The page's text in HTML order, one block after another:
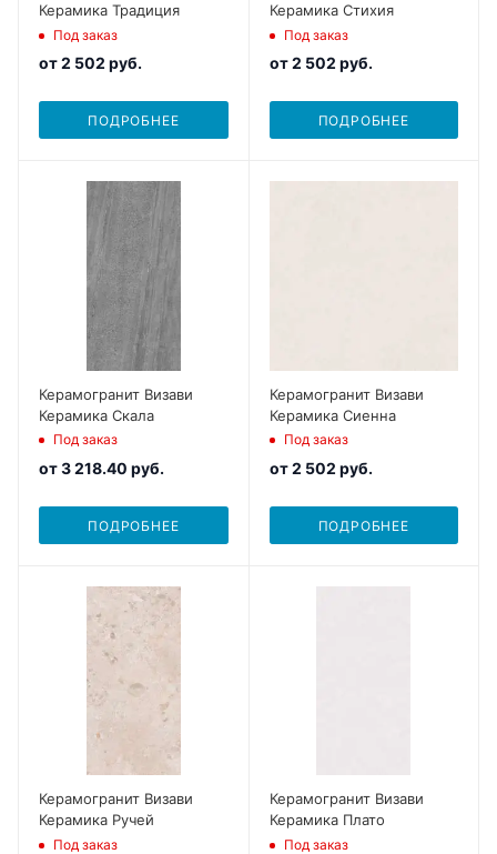
Керамика Традиция
Под заказ
от2 502 руб.
ПОДРОБНЕЕ
Керамика Стихия
Под заказ
от2 502 руб.
ПОДРОБНЕЕ
Керамогранит Визави
Керамика Скала
Под заказ
от3 218.40 руб.
ПОДРОБНЕЕ
Керамогранит Визави
Керамика Сиенна
Под заказ
от2 502 руб.
ПОДРОБНЕЕ
Керамогранит Визави
Керамика Ручей
Под заказ
Керамогранит Визави
Керамика Плато
Под заказ